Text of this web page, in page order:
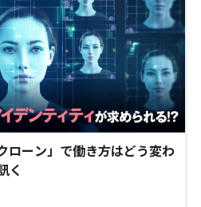
ローン」で働き方はどう変わ
く